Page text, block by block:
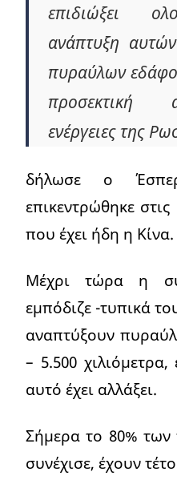
επιδιώξει
ανάπτυξη
πυραύλων
προσεκτική
ενέργειες της
δήλωσε o
επικεντρώθηκε στις
που έχει ήδη η Κίνα.
Μέχρι τώρα η
εμπόδιζε -τυπικά
αναπτύξουν
– 5.500
αυτό έχει αλλάξει.
Σήμερα το 80%
συνέχισε, έχουν